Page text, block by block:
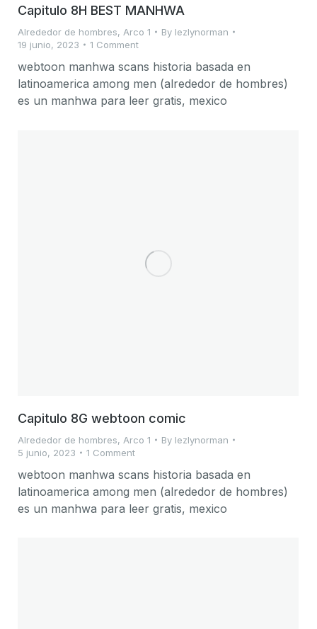
Capitulo 8H BEST MANHWA
Alrededor de hombres, Arco 1 By lezlynorman
19 junio, 2023
1 Comment
webtoon manhwa scans historia basada en
latinoamerica among men (alrededor de hombres)
es un manhwa para leer gratis, mexico
Capitulo 8G webtoon comic
Alrededor de hombres, Arco 1 By lezlynorman
5 junio, 2023
1 Comment
webtoon manhwa scans historia basada en
latinoamerica among men (alrededor de hombres)
es un manhwa para leer gratis, mexico